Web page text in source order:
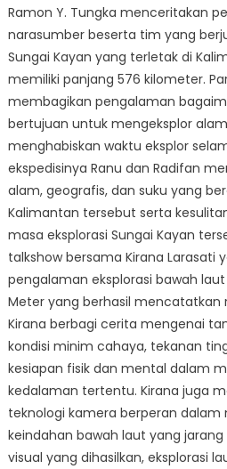
Ramon Y. Tungka menceritakan
narasumber beserta tim yang
Sungai Kayan yang terletak di
memiliki panjang 576 kilometer.
membagikan pengalaman
bertujuan untuk mengeksplor
menghabiskan waktu eksplor
ekspedisinya Ranu dan Radifan
alam, geografis, dan suku yang
Kalimantan tersebut serta
masa eksplorasi Sungai Kayan
talkshow bersama Kirana Larasati
pengalaman eksplorasi bawah
Meter yang berhasil mencatatkan
Kirana berbagi cerita mengenai
kondisi minim cahaya, tekanan
kesiapan fisik dan mental dalam
kedalaman tertentu. Kirana juga
teknologi kamera berperan
keindahan bawah laut yang
visual yang dihasilkan, eksplorasi